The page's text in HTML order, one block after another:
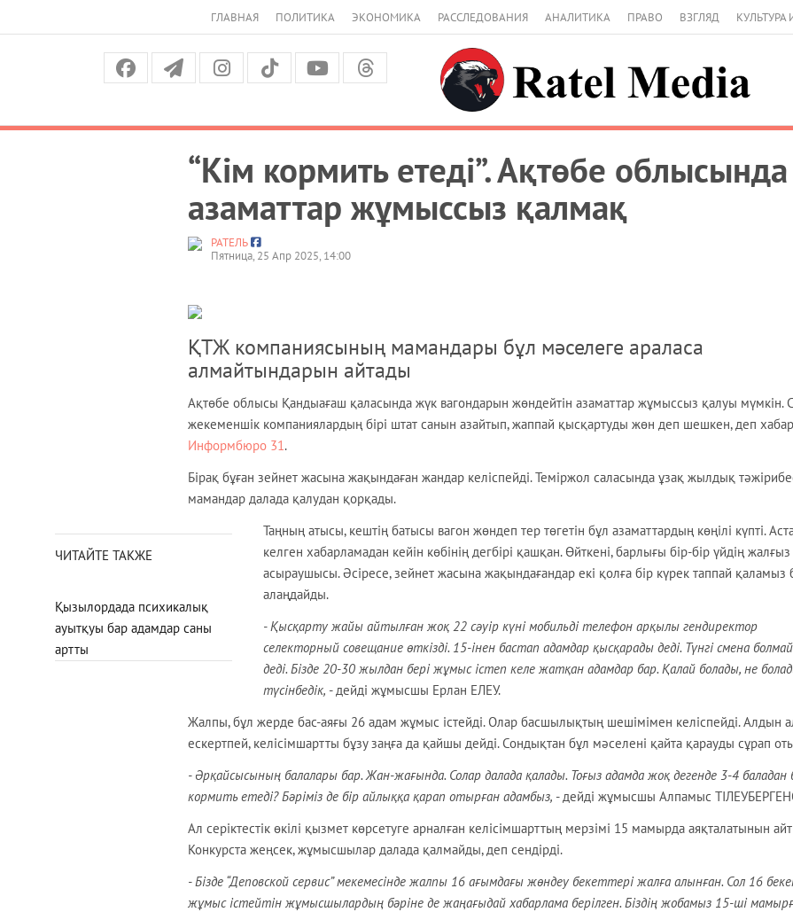
ГЛАВНАЯ ПОЛИТИКА ЭКОНОМИКА РАССЛЕДОВАНИЯ АНАЛИТИКА ПРАВО ВЗГЛЯД КУЛЬТУРА
“Кім кормить етеді”. Ақтөбе
азаматтар жұмыссыз қалмақ
РАТЕЛЬ
Пятница, 25 Апр 2025, 14:00
ҚТЖ компаниясының мамандары бұл мәселеге араласа
алмайтындарын айтады
Ақтөбе облысы Қандыағаш қаласында жүк вагондарын жөндейтін азаматтар жұмыссыз қалуы мүмкін.
жекеменшік компаниялардың бірі штат санын азайтып, жаппай қысқартуды жөн деп шешкен, деп
Информбюро 31.
Бірақ бұған зейнет жасына жақындаған жандар келіспейді. Теміржол саласында ұзақ жылдық
мамандар далада қалудан қорқады.
ЧИТАЙТЕ ТАКЖЕ
Қызылордада психикалық
ауытқуы бар адамдар саны
артты
Таңның атысы, кештің батысы вагон жөндеп тер төгетін бұл азаматтардың көңілі күпті.
келген хабарламадан кейін көбінің дегбірі қашқан. Өйткені, барлығы бір-бір үйдің жалғыз
асыраушысы. Әсіресе, зейнет жасына жақындағандар екі қолға бір күрек таппай қаламыз
алаңдайды.
- Қысқарту жайы айтылған жоқ 22 сәуір күні мобильді телефон арқылы гендиректор
селекторный совещание өткізді. 15-інен бастап адамдар қысқарады деді. Түнгі смена
деді. Бізде 20-30 жылдан бері жұмыс істеп келе жатқан адамдар бар. Қалай болады, не
түсінбедік, - дейді жұмысшы Ерлан ЕЛЕУ.
Жалпы, бұл жерде бас-аяғы 26 адам жұмыс істейді. Олар басшылықтың шешімімен келіспейді. Алдын
ескертпей, келісімшартты бұзу заңға да қайшы дейді. Сондықтан бұл мәселені қайта қарауды сұрап
- Әрқайсысының балалары бар. Жан-жағында. Солар далада қалады. Тоғыз адамда жоқ дегенде 3-4 баладан
кормить етеді? Бәріміз де бір айлыққа қарап отырған адамбыз, - дейді жұмысшы Алпамыс
Ал серіктестік өкілі қызмет көрсетуге арналған келісімшарттың мерзімі 15 мамырда аяқталатынын
Конкурста жеңсек, жұмысшылар далада қалмайды, деп сендірді.
- Бізде “Деповской сервис” мекемесінде жалпы 16 ағымдағы жөндеу бекеттері жалға алынған. Сол 16
жұмыс істейтін жұмысшылардың бәріне де жаңағыдай хабарлама берілген. Біздің жобамыз 15-ші